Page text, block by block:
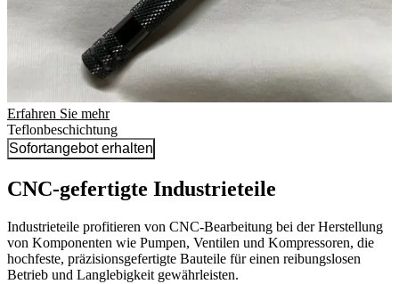
Erfahren Sie mehr
Teflonbeschichtung
Sofortangebot erhalten
CNC-gefertigte Industrieteile
Industrieteile profitieren von CNC-Bearbeitung bei der Herstellung
von Komponenten wie Pumpen, Ventilen und Kompressoren, die
hochfeste, präzisionsgefertigte Bauteile für einen reibungslosen
Betrieb und Langlebigkeit gewährleisten.